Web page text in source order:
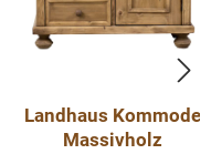
Landhaus Kommode
Massivholz